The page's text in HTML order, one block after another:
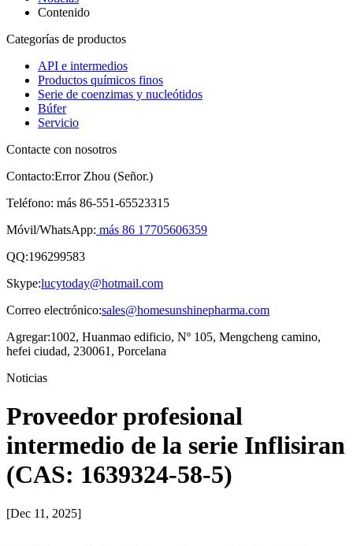
Contenido
Categorías de productos
API e intermedios
Productos químicos finos
Serie de coenzimas y nucleótidos
Búfer
Servicio
Contacte con nosotros
Contacto:Error Zhou (Señor.)
Teléfono: más 86-551-65523315
Móvil/WhatsApp: más 86 17705606359
QQ:196299583
Skype:lucytoday@hotmail.com
Correo electrónico:sales@homesunshinepharma.com
Agregar:1002, Huanmao edificio, Nº 105, Mengcheng camino,
hefei ciudad, 230061, Porcelana
Noticias
Proveedor profesional
intermedio de la serie Inflisiran
(CAS: 1639324-58-5)
[Dec 11, 2025]